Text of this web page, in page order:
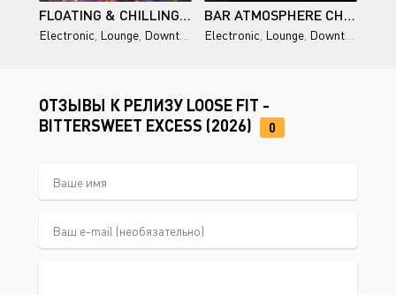
FLOATING & CHILLING ABOVE THE CITY
Electronic Lounge Downtempo ,Chillout
BAR ATMOSPHERE CHILL SELECTIONS
Electronic Lounge Downtempo
ОТЗЫВЫ К РЕЛИЗУ LOOSE FIT -
BITTERSWEET EXCESS (2026)
0